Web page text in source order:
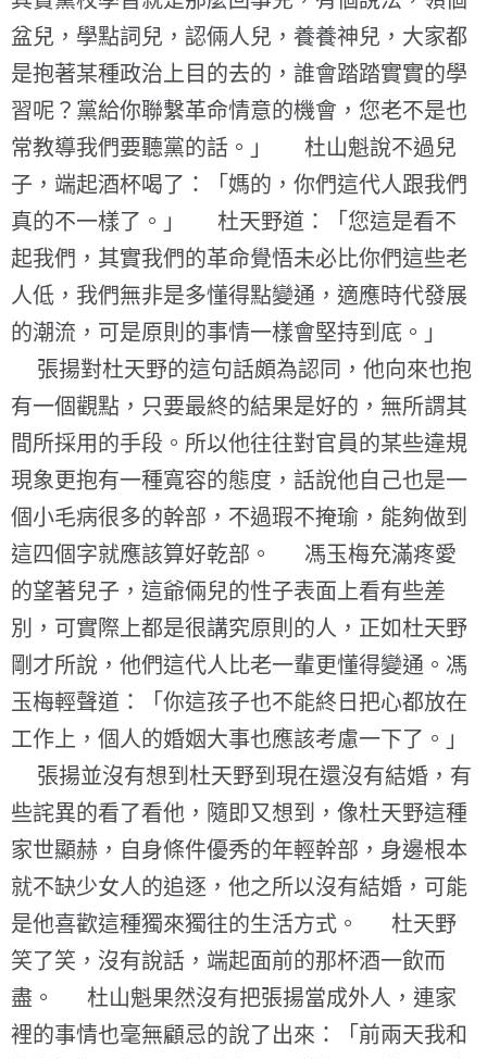
盆兒，學點詞兒，認倆人兒，養養神兒，大家都
是抱著某種政治上目的去的，誰會踏踏實實的學
習呢？黨給你聯繫革命情意的機會，您老不是也
常教導我們要聽黨的話。」 杜山魁說不過兒
子，端起酒杯喝了：「媽的，你們這代人跟我們
真的不一樣了。」 杜天野道：「您這是看不
起我們，其實我們的革命覺悟未必比你們這些老
人低，我們無非是多懂得點變通，適應時代發展
的潮流，可是原則的事情一樣會堅持到底。」
張揚對杜天野的這句話頗為認同，他向來也抱
有一個觀點，只要最終的結果是好的，無所謂其
間所採用的手段。所以他往往對官員的某些違規
現象更抱有一種寬容的態度，話說他自己也是一
個小毛病很多的幹部，不過瑕不掩瑜，能夠做到
這四個字就應該算好乾部。 馮玉梅充滿疼愛
的望著兒子，這爺倆兒的性子表面上看有些差
別，可實際上都是很講究原則的人，正如杜天野
剛才所說，他們這代人比老一輩更懂得變通。馮
玉梅輕聲道：「你這孩子也不能終日把心都放在
工作上，個人的婚姻大事也應該考慮一下了。」
張揚並沒有想到杜天野到現在還沒有結婚，有
些詫異的看了看他，隨即又想到，像杜天野這種
家世顯赫，自身條件優秀的年輕幹部，身邊根本
就不缺少女人的追逐，他之所以沒有結婚，可能
是他喜歡這種獨來獨往的生活方式。 杜天野
笑了笑，沒有說話，端起面前的那杯酒一飲而
盡。 杜山魁果然沒有把張揚當成外人，連家
裡的事情也毫無顧忌的說了出來：「前兩天我和